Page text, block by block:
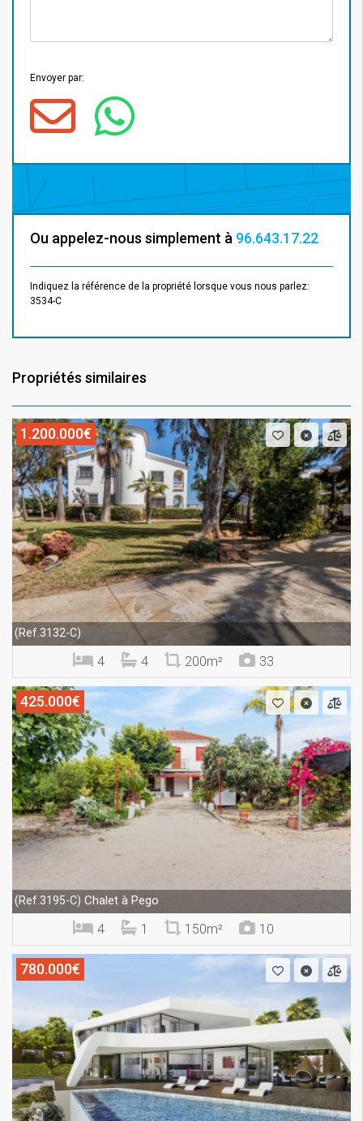
Envoyer par:
Ou appelez-nous simplement à 96.643.17.22
Indiquez la référence de la propriété lorsque vous nous parlez:
3534-C
Propriétés similaires
1.200.000€
(Ref.3132-C)
4 4 200m² 33
425.000€
(Ref.3195-C) Chalet à Pego
4 1 150m² 10
780.000€